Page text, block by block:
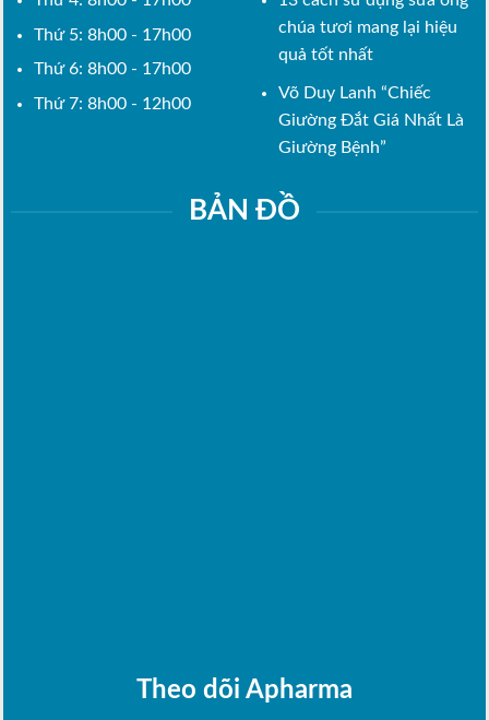
Thứ 5: 8h00 - 17h00
Thứ 6: 8h00 - 17h00
Thứ 7: 8h00 - 12h00
chúa tươi mang lại hiệu
quả tốt nhất
Võ Duy Lanh “Chiếc
Giường Đắt Giá Nhất Là
Giường Bệnh”
BẢN ĐỒ
Theo dõi Apharma